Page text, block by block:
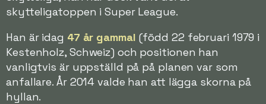
skytteligatoppen i Super League.
Han är idag 47 år gammal (född 22 februari 1979 i
Kestenholz, Schweiz) och positionen han
vanligtvis är uppställd på på planen var som
anfallare. År 2014 valde han att lägga skorna på
hyllan.